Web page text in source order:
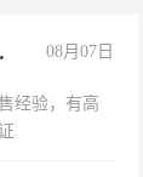
修 08月07日
经验，有高